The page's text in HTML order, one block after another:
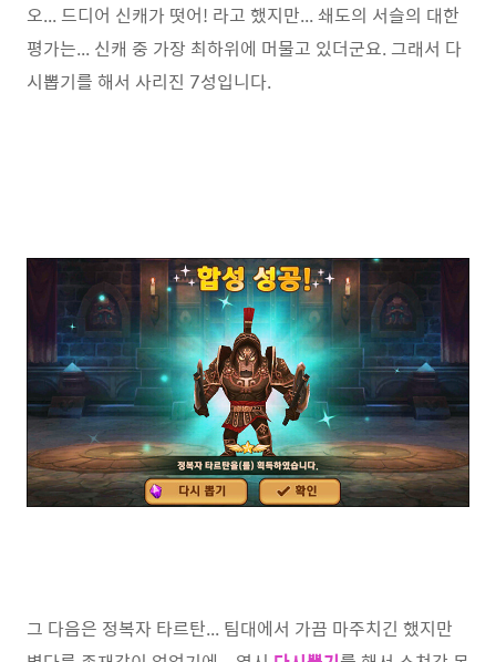
오... 드디어 신캐가 떳어! 라고 했지만... 쇄도의 서슬의 대한
평가는... 신캐 중 가장 최하위에 머물고 있더군요. 그래서 다
시뽑기를 해서 사리진 7성입니다.
그 다음은 정복자 타르탄... 팀대에서 가끔 마주치긴 했지만